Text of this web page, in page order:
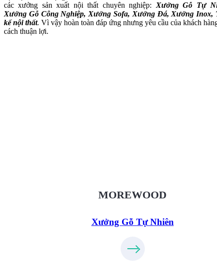
các xưởng sản xuất nội thất chuyên nghiệp: Xưởng Gỗ Tự
Xưởng Gỗ Công Nghiệp, Xưởng Sofa, Xưởng Đá, Xưởng Inox,
kế nội thất. Vì vậy hoàn toàn đáp ứng nhưng yêu cầu của khách
cách thuận lợi.
MOREWOOD
Xưởng Gỗ Tự Nhiên